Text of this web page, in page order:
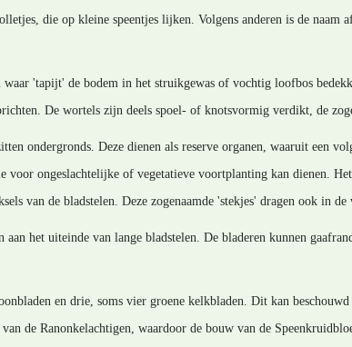
die op kleine speentjes lijken. Volgens anderen is de naam
'tapijt' de bodem in het struikgewas of vochtig loofbos
De wortels zijn deels spoel- of knotsvormig verdikt, de
ondergronds. Deze dienen als reserve organen, waaruit een
voor ongeslachtelijke of vegetatieve voortplanting kan dienen.
van de bladstelen. Deze zogenaamde 'stekjes' dragen ook in
aan het uiteinde van lange bladstelen. De bladeren kunnen
en drie, soms vier groene kelkbladen. Dit kan
de Ranonkelachtigen, waardoor de bouw van de